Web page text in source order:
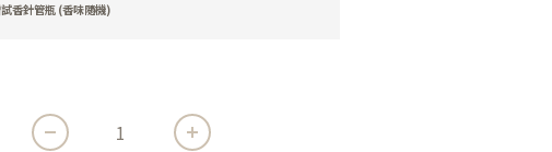
香針管瓶 (香味隨機)